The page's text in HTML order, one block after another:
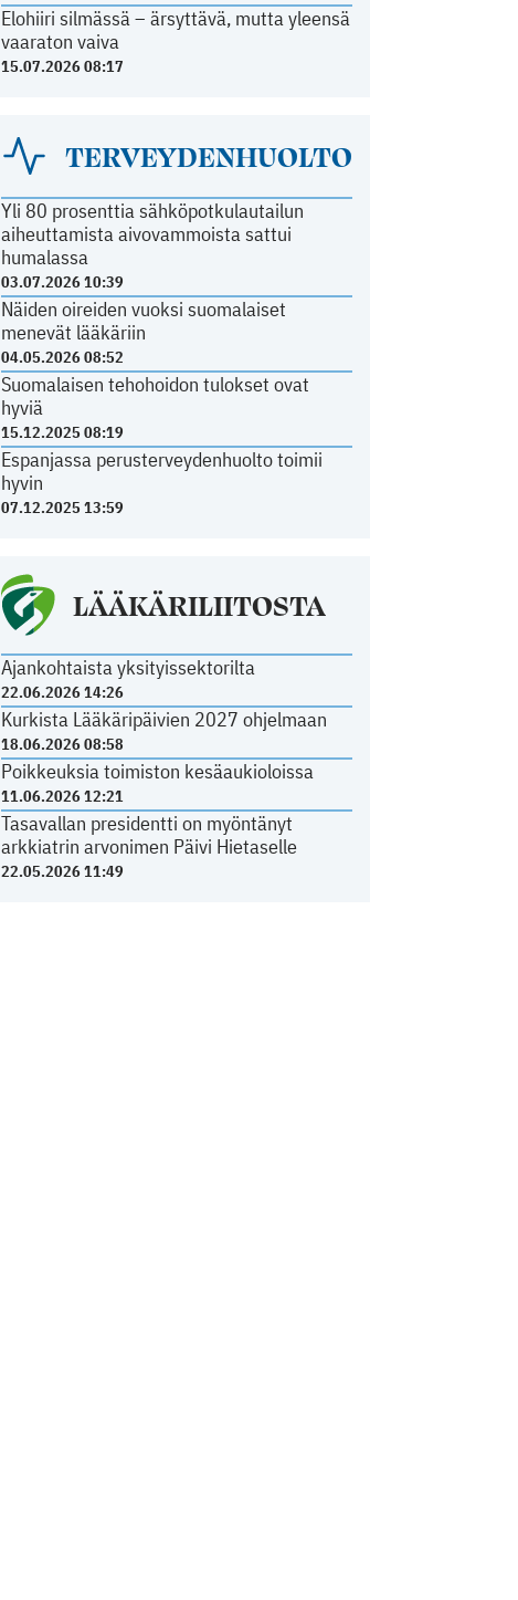
Elohiiri silmässä – ärsyttävä, mutta yleensä
vaaraton vaiva
15.07.2026 08:17
TERVEYDENHUOLTO
Yli 80 prosenttia sähköpotkulautailun
aiheuttamista aivovammoista sattui
humalassa
03.07.2026 10:39
Näiden oireiden vuoksi suomalaiset
menevät lääkäriin
04.05.2026 08:52
Suomalaisen tehohoidon tulokset ovat
hyviä
15.12.2025 08:19
Espanjassa perusterveydenhuolto toimii
hyvin
07.12.2025 13:59
LÄÄKÄRILIITOSTA
Ajankohtaista yksityissektorilta
22.06.2026 14:26
Kurkista Lääkäripäivien 2027 ohjelmaan
18.06.2026 08:58
Poikkeuksia toimiston kesäaukioloissa
11.06.2026 12:21
Tasavallan presidentti on myöntänyt
arkkiatrin arvonimen Päivi Hietaselle
22.05.2026 11:49